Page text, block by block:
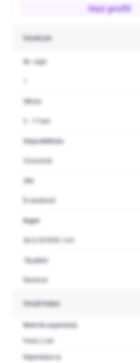
Vezi profil
Detalii job
Nr. copii
Vârsta
0 - 11 luni
Disponibilitate
Ocazional
Zile
În weekend
Buget
de la 20 RON / oră
Tip plată
Numerar
Detalii helper
Nivel de experiență
Peste 2 ani
Experiența cu